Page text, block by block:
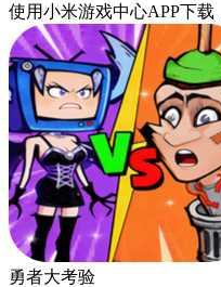
使用小米游戏中心APP下载
勇者大考验